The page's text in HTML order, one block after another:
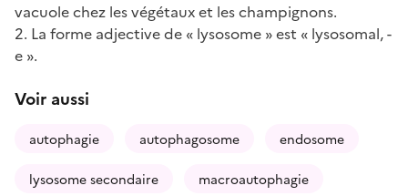
vacuole chez les végétaux et les champignons.
2. La forme adjective de « lysosome » est « lysosomal, -
e ».
Voir aussi
autophagie autophagosome endosome
lysosome secondaire macroautophagie